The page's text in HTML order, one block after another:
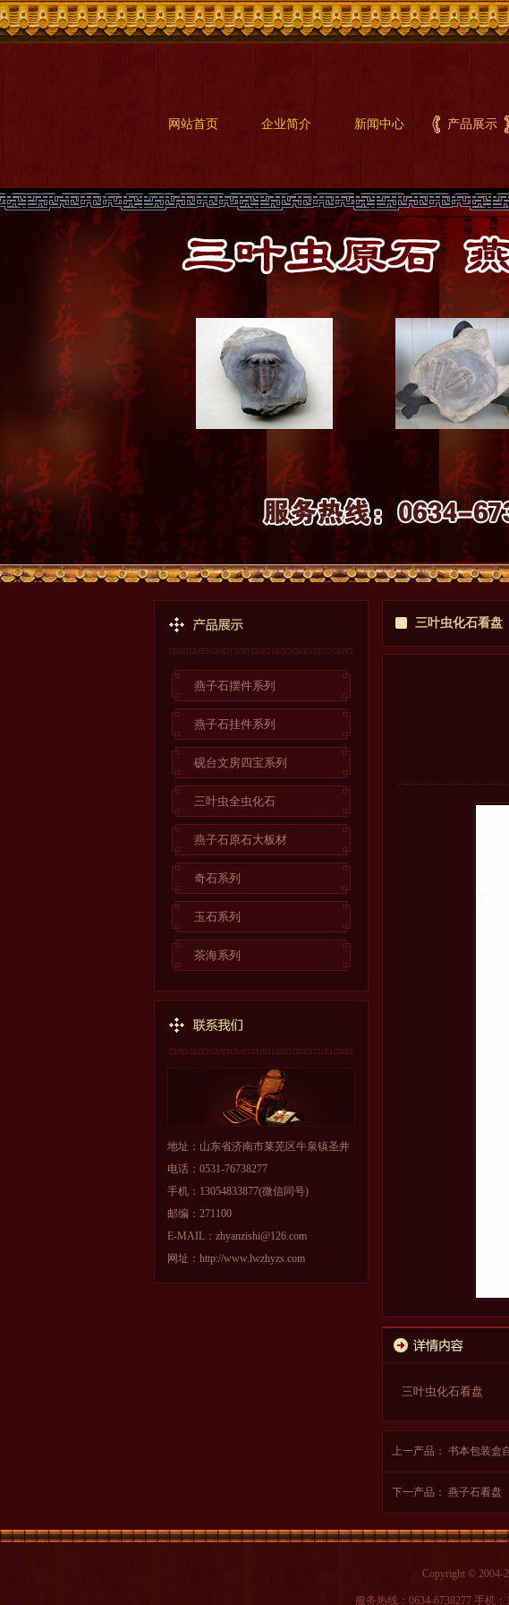
网站首页 企业简介 新闻中心 产品展示
燕子石摆件系列
燕子石挂件系列
砚台文房四宝系列
三叶虫全虫化石
燕子石原石大板材
奇石系列
玉石系列
茶海系列
地址：山东省济南市莱芜区牛泉镇圣井
电话：0531-76738277
手机：13054833877(微信同号)
邮编：271100
E-MAIL：zhyanzishi@126.com
网址：http://www.lwzhyzs.com
三叶虫化石看盘
三叶虫化石看盘
上一产品： 书本包装盒
下一产品： 燕子石看盘
Copyright © 2004-
服务热线：0634-6738277 手机